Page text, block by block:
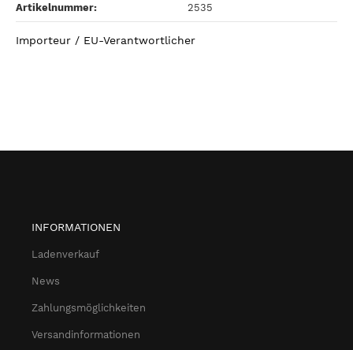
Artikelnummer: 2535
Importeur / EU-Verantwortlicher
INFORMATIONEN
Ladenverkauf
News
Zahlungsmöglichkeiten
Versandinformationen